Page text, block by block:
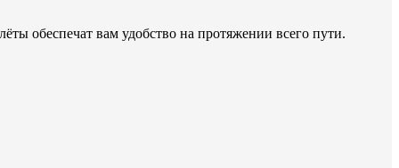
обеспечат вам удобство на протяжении всего пути.